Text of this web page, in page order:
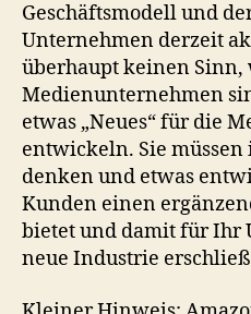
Geschäftsmodell und
Unternehmen derzeit
überhaupt keinen Sinn,
Medienunternehmen
etwas „Neues“ für die
entwickeln. Sie
denken und etwas
Kunden einen
bietet und damit für Ihr
neue Industrie